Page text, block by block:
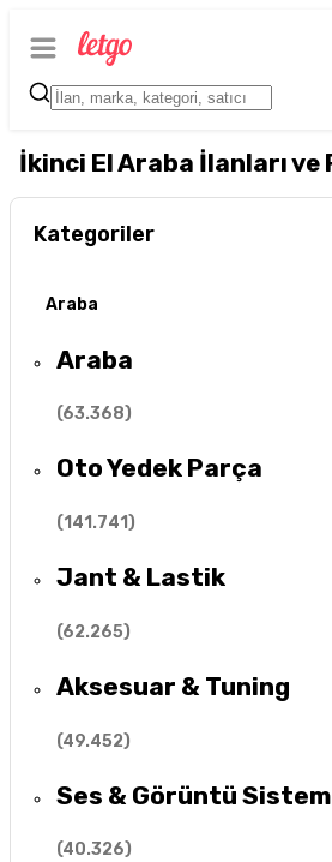
İkinci El Araba İlanları ve
Kategoriler
Araba
Araba
(63.368)
Oto Yedek Parça
(141.741)
Jant & Lastik
(62.265)
Aksesuar & Tuning
(49.452)
Ses & Görüntü
(40.326)